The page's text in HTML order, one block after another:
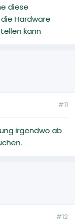
diese
Hardware
kann
#11
irgendwo ab
#12